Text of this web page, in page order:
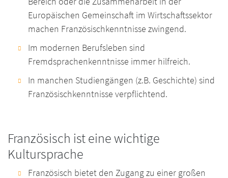
Europäischen Gemeinschaft im Wirtschaftssektor
machen Französischkenntnisse zwingend.
Im modernen Berufsleben sind
Fremdsprachenkenntnisse immer hilfreich.
In manchen Studiengängen (z.B. Geschichte) sind
Französischkenntnisse verpflichtend.
Französisch ist eine wichtige
Kultursprache
Französisch bietet den Zugang zu einer großen